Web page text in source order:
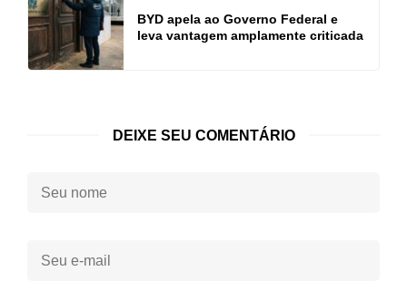
BYD apela ao Governo Federal e
leva vantagem amplamente criticada
DEIXE SEU COMENTÁRIO
Seu
nome:
Seu